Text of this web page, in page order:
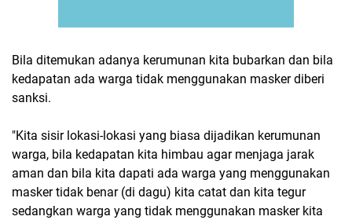
Bila ditemukan adanya kerumunan kita bubarkan dan bila
kedapatan ada warga tidak menggunakan masker diberi
sanksi.
"Kita sisir lokasi-lokasi yang biasa dijadikan kerumunan
warga, bila kedapatan kita himbau agar menjaga jarak
aman dan bila kita dapati ada warga yang menggunakan
masker tidak benar (di dagu) kita catat dan kita tegur
sedangkan warga yang tidak menggunakan masker kita